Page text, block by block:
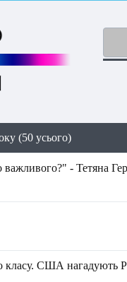
(50 усього)
важливого?" - Тетяна
класу. США нагадують